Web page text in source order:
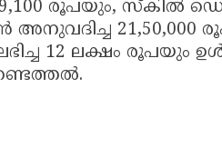
രൂപയും, സ്കിൽ
അനുവദിച്ച 21,50,000
12 ലക്ഷം രൂപയും